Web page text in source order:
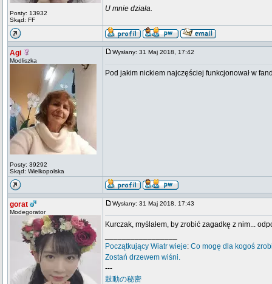
Posty: 13932
Skąd: FF
U mnie działa.
Agi
Modliszka
Posty: 39292
Skąd: Wielkopolska
Wysłany: 31 Maj 2018, 17:42
Pod jakim nickiem najczęściej funkcjonował w
gorat
Modegorator
Wysłany: 31 Maj 2018, 17:43
Kurczak, myślałem, by zrobić zagadkę z nim...
Początkujący Wiatr wieje: Co mogę dla kogoś
Zostań drzewem wiśni.
---
鼓動の秘密